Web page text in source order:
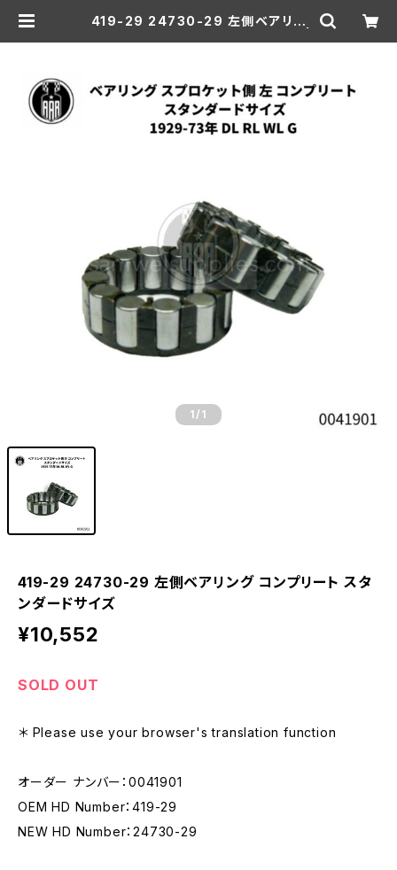
419-29 24730-29 左側ベアリン
1 /1
419-29 24730-29 左側ベアリング コンプリート スタ
ンダードサイズ
¥10,552
SOLD OUT
＊ Please use your browser's translation function
オーダー ナンバー：0041901
OEM HD Number：419-29
NEW HD Number：24730-29